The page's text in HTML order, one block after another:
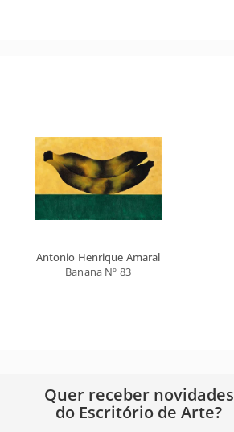
Antonio Henrique Amaral
Banana Nº 83
Quer receber novidades
do Escritório de Arte?